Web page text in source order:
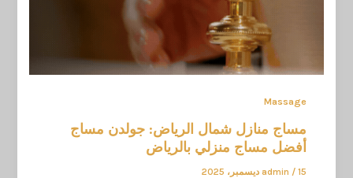
Massage
مساج منازل شمال الرياض: جولدن مساج
أفضل مساج منزلي بالرياض
admin / 15 ديسمبر، 2025